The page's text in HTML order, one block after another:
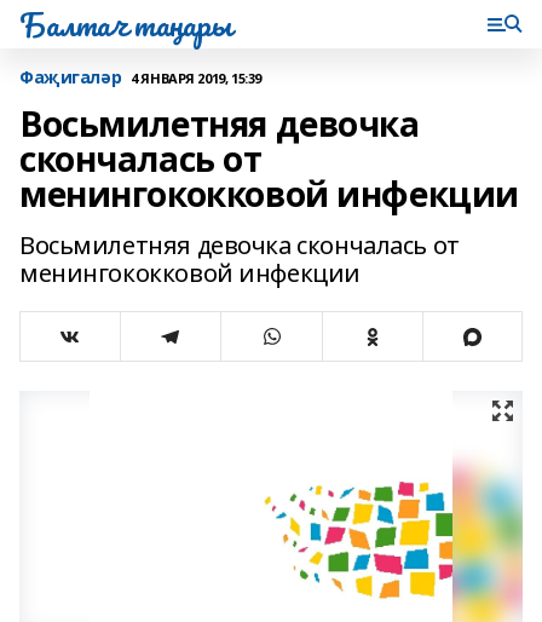
Балтач таңнары
Фаҗигаләр 4 ЯНВАРЯ 2019, 15:39
Восьмилетняя девочка
скончалась от
менингококковой инфекции
Восьмилетняя девочка скончалась от
менингококковой инфекции